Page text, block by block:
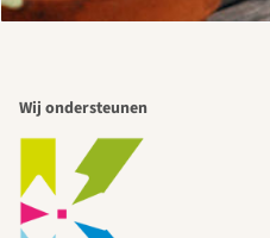
Wij ondersteunen